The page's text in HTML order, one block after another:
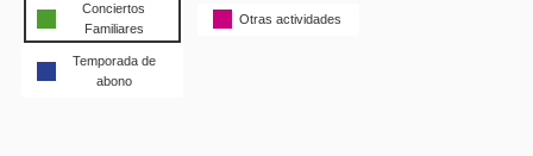
Conciertos
Familiares
Otras actividades
Temporada de
abono